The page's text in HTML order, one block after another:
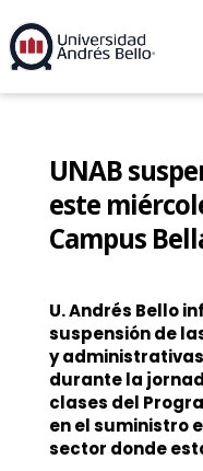
UNAB
este
Campus
U. Andrés Bello
suspensión de
y
durante la
clases del
en el suministro
sector donde